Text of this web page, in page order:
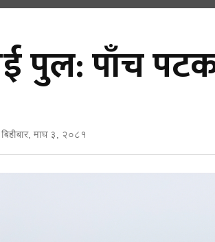
पुल: पाँच
बिहीबार, माघ ३, २०८१